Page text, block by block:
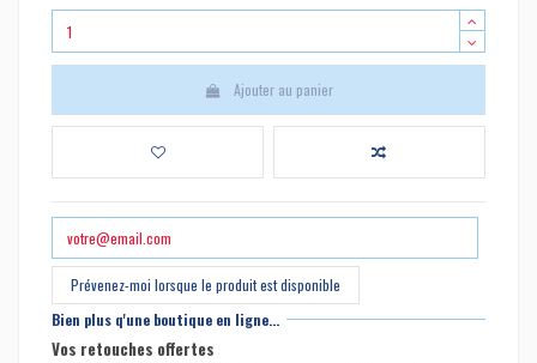
Ajouter au panier
Prévenez-moi lorsque le produit est disponible
Bien plus q'une boutique en ligne...
Vos retouches offertes